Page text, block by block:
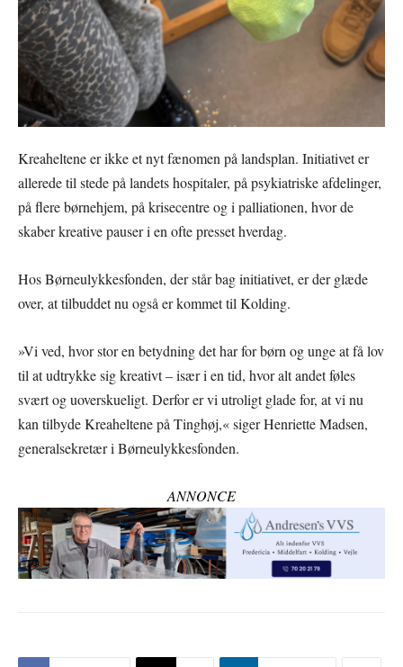
Kreaheltene er ikke et nyt fænomen på landsplan. Initiativet er
allerede til stede på landets hospitaler, på psykiatriske afdelinger,
på flere børnehjem, på krisecentre og i palliationen, hvor de
skaber kreative pauser i en ofte presset hverdag.
Hos Børneulykkesfonden, der står bag initiativet, er der glæde
over, at tilbuddet nu også er kommet til Kolding.
»Vi ved, hvor stor en betydning det har for børn og unge at få lov
til at udtrykke sig kreativt – især i en tid, hvor alt andet føles
svært og uoverskueligt. Derfor er vi utroligt glade for, at vi nu
kan tilbyde Kreaheltene på Tinghøj,« siger Henriette Madsen,
generalsekretær i Børneulykkesfonden.
ANNONCE